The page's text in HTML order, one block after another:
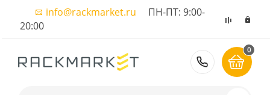
info@rackmarket.ru ПН-ПТ: 9:00-
20:00
8 (495)
0